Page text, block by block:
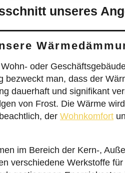
unseres
oder
bezweckt man, dass der
dauerhaft und signifikant
von Frost. Die Wärme
der Wohnkomfort
im Bereich der Kern-,
verschiedene Werkstoffe